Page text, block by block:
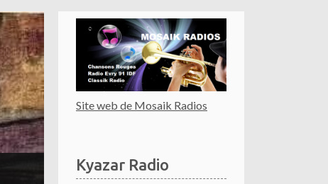
Site web de Mosaik Radios
Kyazar Radio